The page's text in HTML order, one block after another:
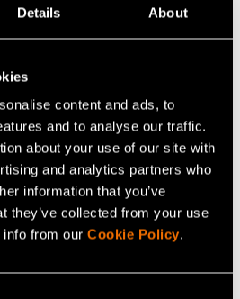
Details About
content and ads, to
and to analyse our traffic.
about your use of our site with
and analytics partners who
information that you’ve
they’ve collected from your use
from our Cookie Policy.
ovat ensisijaisen
tieteelliset vaatimukset ja
tarvittavan datan oikeassa
Aalto-yliopiston ja Helsingin
Tomas Kohout kertoo.
tulevaisuudessa käyttää
pinnalta.